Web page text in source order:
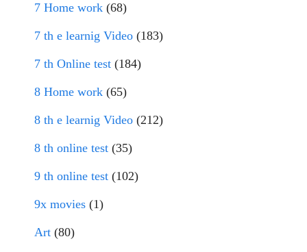
7 Home work (68)
7 th e learnig Video (183)
7 th Online test (184)
8 Home work (65)
8 th e learnig Video (212)
8 th online test (35)
9 th online test (102)
9x movies (1)
Art (80)